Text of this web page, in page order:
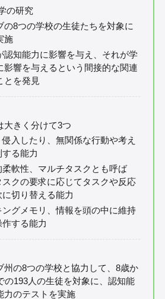
の研究
の8つの学校の生徒たちを対象に
施
認知能力に影響を与え、それが学
影響を与えるという間接的な関連
とを発見
大きく分けて3つ
入したり、無関係な行動や考え
する能力
柔軟性、マルチタスクとも呼ば
スクの要求に応じてタスクや反応
に切り替える能力
ングメモリ、情報を頭の中に維持
作する能力
州の8つの学校と協力して、8歳か
の193人の生徒を対象に、認知能
力のテストを実施